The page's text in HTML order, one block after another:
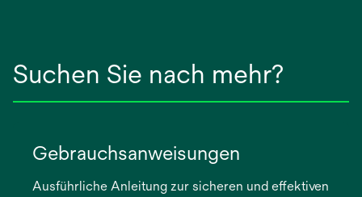
Suchen Sie nach mehr?
Gebrauchsanweisungen
Ausführliche Anleitung zur sicheren und effektiven